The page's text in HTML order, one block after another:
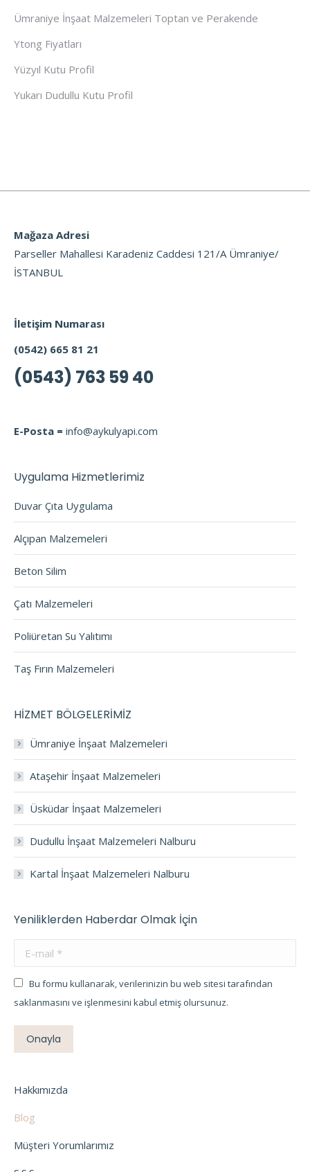
Ümraniye İnşaat Malzemeleri Toptan ve Perakende
Ytong Fiyatları
Yüzyıl Kutu Profil
Yukarı Dudullu Kutu Profil
Mağaza Adresi
Parseller Mahallesi Karadeniz Caddesi 121/A Ümraniye/
İSTANBUL
İletişim Numarası
(0542) 665 81 21
(0543) 763 59 40
E-Posta = info@aykulyapi.com
Uygulama Hizmetlerimiz
Duvar Çıta Uygulama
Alçıpan Malzemeleri
Beton Silim
Çatı Malzemeleri
Poliüretan Su Yalıtımı
Taş Fırın Malzemeleri
HİZMET BÖLGELERİMİZ
Ümraniye İnşaat Malzemeleri
Ataşehir İnşaat Malzemeleri
Üsküdar İnşaat Malzemeleri
Dudullu İnşaat Malzemeleri Nalburu
Kartal İnşaat Malzemeleri Nalburu
Yeniliklerden Haberdar Olmak İçin
E-mail *
Bu formu kullanarak, verilerinizin bu web sitesi tarafından
saklanmasını ve işlenmesini kabul etmiş olursunuz.
Onayla
Hakkımızda
Blog
Müşteri Yorumlarımız